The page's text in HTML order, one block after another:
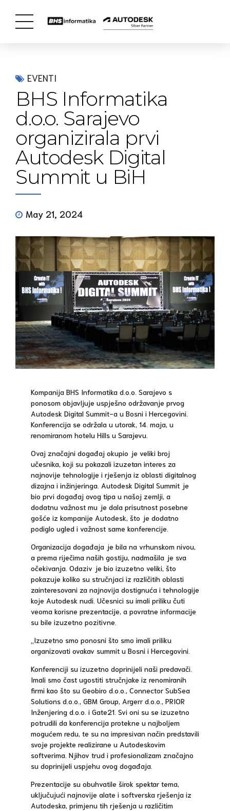
EVENTI
BHS Informatika
d.o.o. Sarajevo
organizirala prvi
Autodesk Digital
Summit u BiH
May 21, 2024
Kompanija BHS Informatika d.o.o. Sarajevo s
ponosom objavljuje uspješno održavanje prvog
Autodesk Digital Summit-a u Bosni i Hercegovini.
Konferencija se održala u utorak, 14. maja, u
renomiranom hotelu Hills u Sarajevu.
Ovaj značajni događaj okupio je veliki broj
učesnika, koji su pokazali izuzetan interes za
najnovije tehnologije i rješenja iz oblasti digitalnog
dizajna i inžinjeringa. Autodesk Digital Summit je
bio prvi događaj ovog tipa u našoj zemlji, a
dodatnu važnost mu je dala prisutnost posebne
gošće iz kompanije Autodesk, što je dodatno
podiglo ugled i važnost same konferencije.
Organizacija događaja je bila na vrhunskom nivou,
a prema riječima naših gostiju, nadmašila je sva
očekivanja. Odaziv je bio izuzetno veliki, što
pokazuje koliko su stručnjaci iz različitih oblasti
zainteresovani za najnovija dostignuća i tehnologije
koje Autodesk nudi. Učesnici su imali priliku čuti
veoma korisne prezentacije, a povratne informacije
su bile izuzetno pozitivne.
„Izuzetno smo ponosni što smo imali priliku
organizovati ovakav summit u Bosni i Hercegovini.
Konferenciji su izuzetno doprinijeli naši predavači.
Imali smo čast ugostiti stručnjake iz renomiranih
firmi kao što su Geobiro d.o.o., Connector SubSea
Solutions d.o.o., GBM Group, Argerr d.o.o., PRIOR
Inženjering d.o.o. i Gate21. Svi oni su se izuzetno
potrudili da konferencija protekne u najboljem
mogućem redu, te su na impresivan način predstavili
svoje projekte realizirane u Autodeskovim
softverima. Njihov trud i profesionalizam značajno
su doprinijeli uspjehu ovog događaja.
Prezentacije su obuhvatile širok spektar tema,
uključujući najnovije alate i softverska rješenja iz
Autodeska, primjenu tih rješenja u različitim